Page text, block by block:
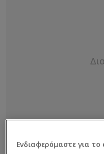
Ενδιαφερόμαστε για